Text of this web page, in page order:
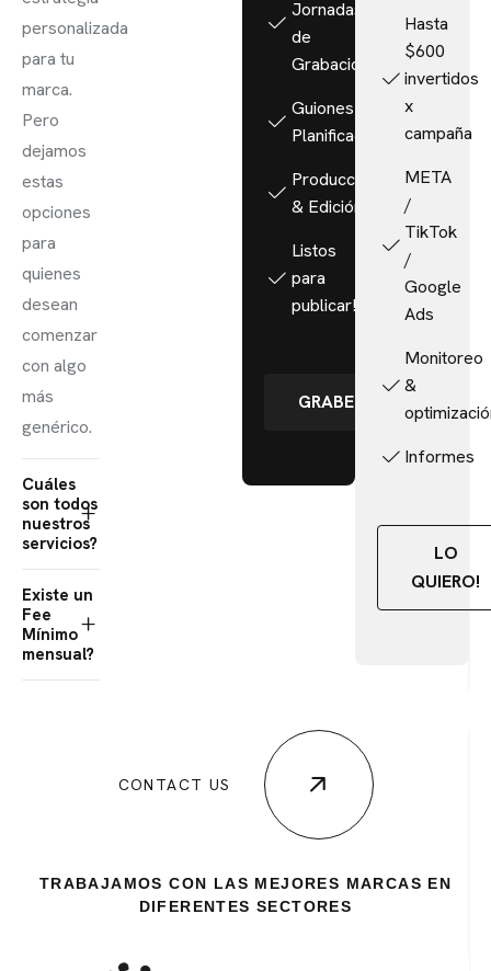
personalizada
para tu
marca.
Pero
dejamos
estas
opciones
para
quienes
desean
comenzar
con algo
más
genérico.
Cuáles
son todos
nuestros
servicios?
Existe un
Fee
Mínimo
mensual?
Jornadas
de
Grabación
Guiones &
Planificación
Producción
& Edición
Listos
para
publicar!
GRABEMOS
Hasta
$600
invertidos
x
campaña
META
/
TikTok
/
Google
Ads
Monitoreo
&
Informes
LO
QUIERO!
CONTACT US
TRABAJAMOS CON LAS MEJORES MARCAS EN
DIFERENTES SECTORES